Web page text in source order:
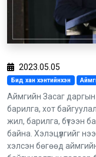
2023.05.05
Бид хан хэнтийнхэн
Аймгийн Засаг
барилга, хот
жил, барилга, бүтээн
байна. Хэлэцүүлгийг
хэлсэн бөгөөд